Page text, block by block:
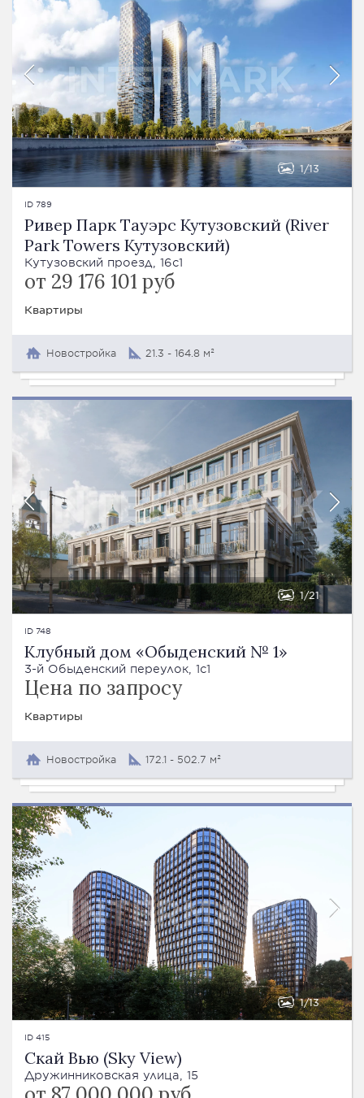
1 13
ID 789
Ривер Парк Тауэрс Кутузовский (River
Park Towers Кутузовский)
Кутузовский проезд, 16с1
от 29 176 101 руб
Квартиры
Новостройка 21.3 - 164.8 м²
1 21
ID 748
Клубный дом «Обыденский № 1»
3-й Обыденский переулок, 1с1
Цена по запросу
Квартиры
Новостройка 172.1 - 502.7 м²
1 13
ID 415
Скай Вью (Sky View)
Дружинниковская улица, 15